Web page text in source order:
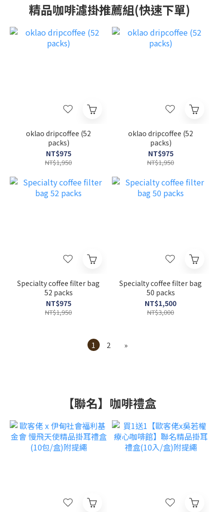
精品咖啡濾掛推薦組(快速下單)
oklao dripcoffee (52
packs)
NT$975
NT$1,950
oklao dripcoffee (52
packs)
NT$975
NT$1,950
Specialty coffee filter bag
52 packs
NT$975
NT$1,950
Specialty coffee filter bag
50 packs
NT$1,500
NT$3,000
1 2 »
【聯名】咖啡禮盒